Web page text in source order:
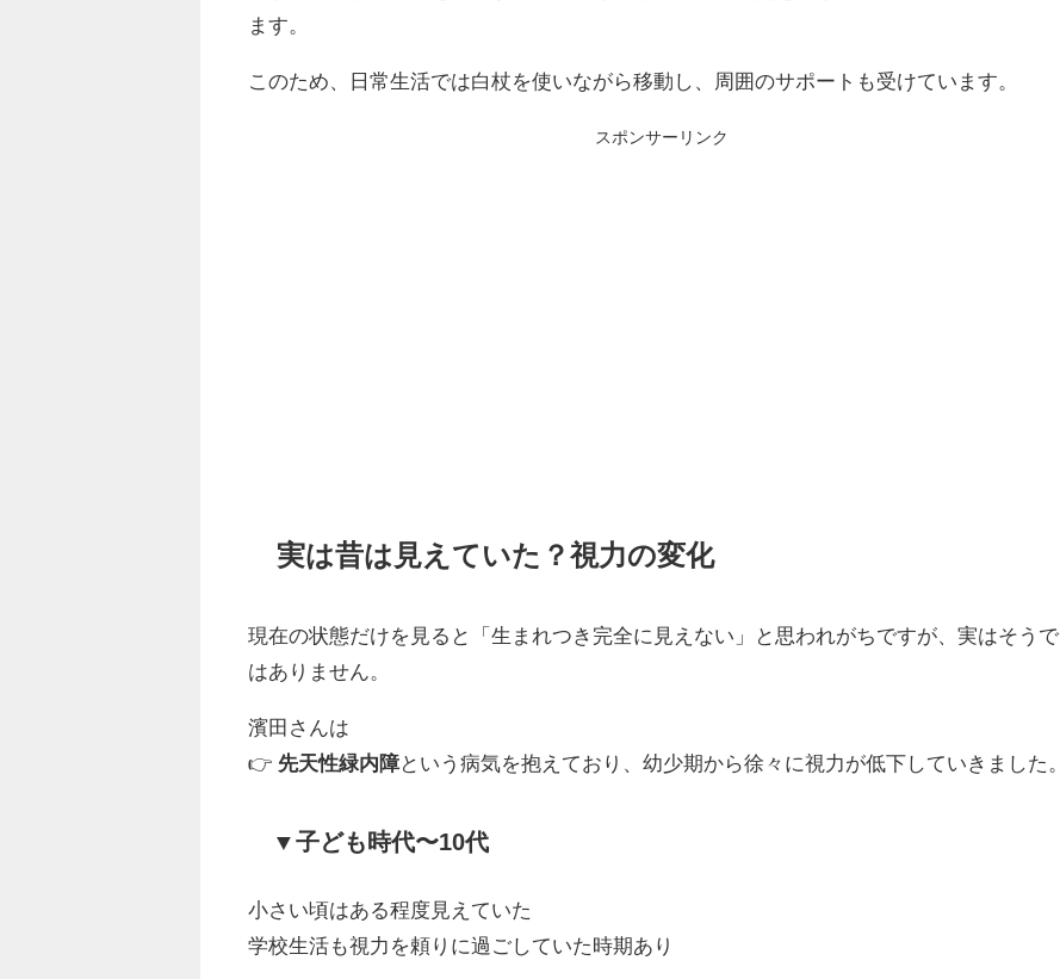
ます。
このため、日常生活では白杖を使いながら移動し、周囲のサポートも受けています。
スポンサーリンク
実は昔は見えていた？視力の変化
現在の状態だけを見ると「生まれつき完全に見えない」と思われがちですが、実はそうで
はありません。
濱田さんは
👉 先天性緑内障という病気を抱えており、幼少期から徐々に視力が低下していきました。
▼子ども時代〜10代
小さい頃はある程度見えていた
学校生活も視力を頼りに過ごしていた時期あり